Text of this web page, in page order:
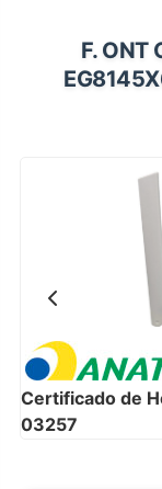
F. ONT
Certificado de
03257